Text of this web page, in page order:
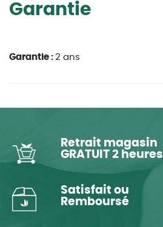
Garantie
Garantie : 2 ans
Retrait magasin
GRATUIT 2 heures
Satisfait ou
Remboursé